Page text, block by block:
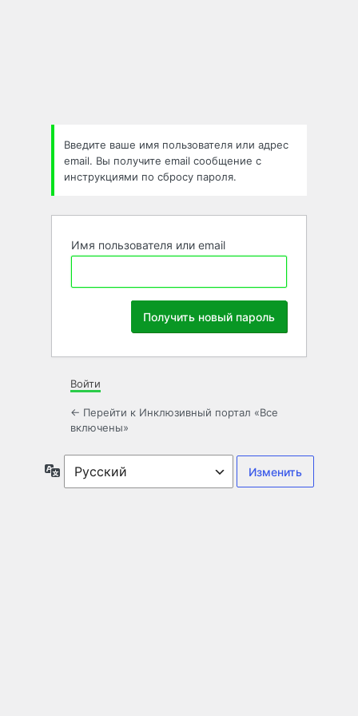
Введите ваше имя пользователя или адрес
email. Вы получите email сообщение с
инструкциями по сбросу пароля.
Имя пользователя или email
Войти
← Перейти к Инклюзивный портал «Все
включены»
Язык